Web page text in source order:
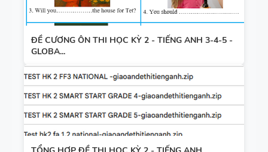
ĐỀ CƯƠNG ÔN THI HỌC KỲ 2 - TIẾNG ANH 3-4-5 -
GLOBA...